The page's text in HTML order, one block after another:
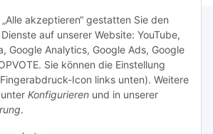
akzeptieren“ gestatten Sie den
auf unserer Website: YouTube,
Google Analytics, Google Ads, Google
Sie können die Einstellung
Icon links unten). Weitere
Konfigurieren und in unserer
.
Abonnieren
Sie mir entsprechend Ihrer
regelmäßig und jederzeit widerruflich
Ihrem Produktsortiment per E-Mail zu.